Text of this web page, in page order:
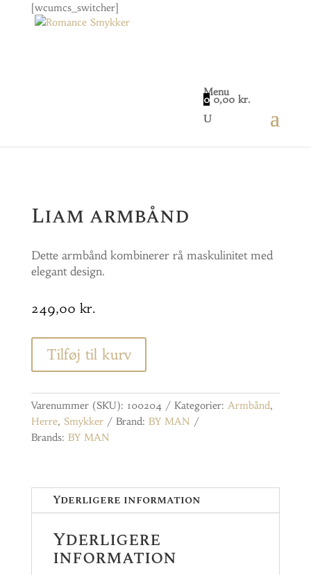
[wcumcs_switcher]
Menu
0 0,00kr.
/ Liam armbånd
Liam armbånd
Dette armbånd kombinerer rå maskulinitet med
elegant design.
249,00 kr.
Tilføj til kurv
Varenummer (SKU): 100204 Kategorier: Armbånd,
Herre, Smykker Brand: BY MAN
Brands: BY MAN
Yderligere information
Yderligere
information